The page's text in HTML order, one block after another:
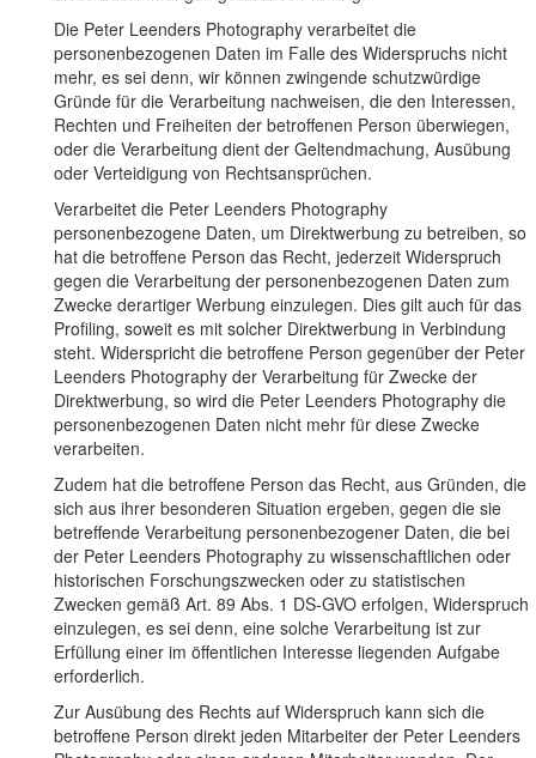
Die Peter Leenders Photography verarbeitet die
personenbezogenen Daten im Falle des Widerspruchs nicht
mehr, es sei denn, wir können zwingende schutzwürdige
Gründe für die Verarbeitung nachweisen, die den Interessen,
Rechten und Freiheiten der betroffenen Person überwiegen,
oder die Verarbeitung dient der Geltendmachung, Ausübung
oder Verteidigung von Rechtsansprüchen.
Verarbeitet die Peter Leenders Photography
personenbezogene Daten, um Direktwerbung zu betreiben, so
hat die betroffene Person das Recht, jederzeit Widerspruch
gegen die Verarbeitung der personenbezogenen Daten zum
Zwecke derartiger Werbung einzulegen. Dies gilt auch für das
Profiling, soweit es mit solcher Direktwerbung in Verbindung
steht. Widerspricht die betroffene Person gegenüber der Peter
Leenders Photography der Verarbeitung für Zwecke der
Direktwerbung, so wird die Peter Leenders Photography die
personenbezogenen Daten nicht mehr für diese Zwecke
verarbeiten.
Zudem hat die betroffene Person das Recht, aus Gründen, die
sich aus ihrer besonderen Situation ergeben, gegen die sie
betreffende Verarbeitung personenbezogener Daten, die bei
der Peter Leenders Photography zu wissenschaftlichen oder
historischen Forschungszwecken oder zu statistischen
Zwecken gemäß Art. 89 Abs. 1 DS-GVO erfolgen, Widerspruch
einzulegen, es sei denn, eine solche Verarbeitung ist zur
Erfüllung einer im öffentlichen Interesse liegenden Aufgabe
erforderlich.
Zur Ausübung des Rechts auf Widerspruch kann sich die
betroffene Person direkt jeden Mitarbeiter der Peter Leenders